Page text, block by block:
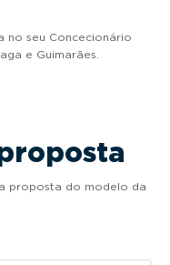
no seu Concecionário
e Guimarães.
proposta do modelo da